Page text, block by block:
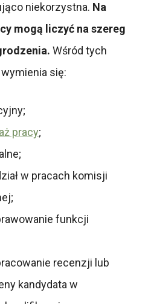
niekorzystna. Na
mogą liczyć na szereg
Wśród tych
się:
pracy;
w pracach komisji
funkcji
recenzji lub
kandydata w